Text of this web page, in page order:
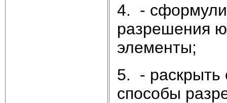
4. -
разрешения
элементы;
5. - раскрыть
способы